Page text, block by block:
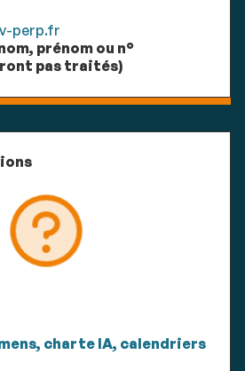
perp.fr
prénom ou n°
pas traités)
charte IA, calendriers